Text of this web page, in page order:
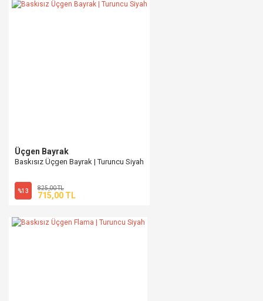
Üçgen Bayrak
Baskısız Üçgen Bayrak | Turuncu Siyah
%13 825,00 TL
715,00 TL